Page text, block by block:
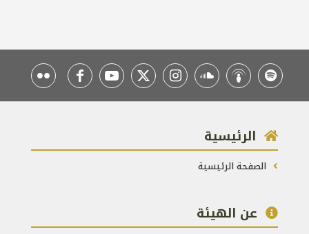
الرئيسية
الصفحة الرئيسية
عن الهيئة